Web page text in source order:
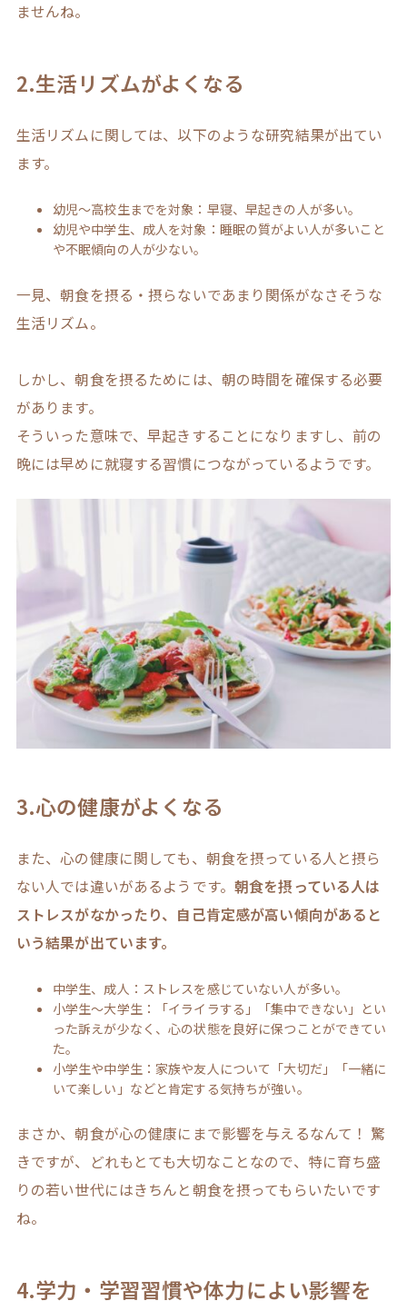
ませんね。
2.生活リズムがよくなる
生活リズムに関しては、以下のような研究結果が出てい
ます。
幼児～高校生までを対象：早寝、早起きの人が多い。
幼児や中学生、成人を対象：睡眠の質がよい人が多いこと
や不眠傾向の人が少ない。
一見、朝食を摂る・摂らないであまり関係がなさそうな
生活リズム。
しかし、朝食を摂るためには、朝の時間を確保する必要
があります。
そういった意味で、早起きすることになりますし、前の
晩には早めに就寝する習慣につながっているようです。
3.心の健康がよくなる
また、心の健康に関しても、朝食を摂っている人と摂ら
ない人では違いがあるようです。朝食を摂っている人は
ストレスがなかったり、自己肯定感が高い傾向があると
いう結果が出ています。
中学生、成人：ストレスを感じていない人が多い。
小学生～大学生：「イライラする」「集中できない」とい
った訴えが少なく、心の状態を良好に保つことができてい
た。
小学生や中学生：家族や友人について「大切だ」「一緒に
いて楽しい」などと肯定する気持ちが強い。
まさか、朝食が心の健康にまで影響を与えるなんて！ 驚
きですが、どれもとても大切なことなので、特に育ち盛
りの若い世代にはきちんと朝食を摂ってもらいたいです
ね。
4.学力・学習習慣や体力によい影響を